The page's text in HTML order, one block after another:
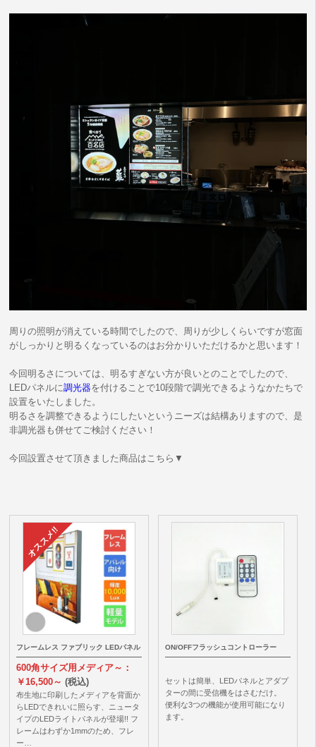
周りの照明が消えている時間でしたので、周りが少しくらいですが窓面
がしっかりと明るくなっているのはお分かりいただけるかと思います！
今回明るさについては、明るすぎない方が良いとのことでしたので、
LEDパネルに調光器を付けることで10段階で調光できるようなかたちで
設置をいたしました。
明るさを調整できるようにしたいというニーズは結構ありますので、是
非調光器も併せてご検討ください！
今回設置させて頂きました商品はこちら▼
フレームレス ファブリック LEDパネル
600角サイズ用メディア～：
￥16,500～(税込)
布生地に印刷したメディアを背面か
らLEDできれいに照らす、ニュータ
イプのLEDライトパネルが登場!! フ
レームはわずか1mmのため、フレ
ー…
ON/OFFフラッシュコントローラー
セットは簡単、LEDパネルとアダプ
ターの間に受信機をはさむだけ。
便利な3つの機能が使用可能になり
ます。